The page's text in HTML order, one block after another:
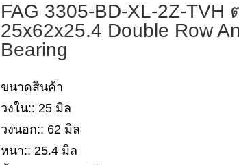
FAG 3305-BD-XL-2Z-
25x62x25.4 Double Row
Bearing
ขนาดสินค้า
วงใน:: 25 มิล
วงนอก:: 62 มิล
หนา:: 25.4 มิล